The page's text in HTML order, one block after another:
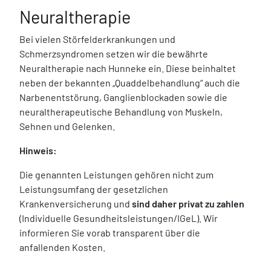
Neuraltherapie
Bei vielen Störfelderkrankungen und
Schmerzsyndromen setzen wir die bewährte
Neuraltherapie nach Hunneke ein. Diese beinhaltet
neben der bekannten „Quaddelbehandlung“ auch die
Narbenentstörung, Ganglienblockaden sowie die
neuraltherapeutische Behandlung von Muskeln,
Sehnen und Gelenken.
Hinweis:
Die genannten Leistungen gehören nicht zum
Leistungsumfang der gesetzlichen
Krankenversicherung und sind daher privat zu zahlen
(Individuelle Gesundheitsleistungen/IGeL). Wir
informieren Sie vorab transparent über die
anfallenden Kosten.